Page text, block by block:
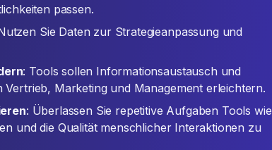
passen.
Sie Daten zur Strategieanpassung und
: Tools sollen Informationsaustausch und
Vertrieb, Marketing und Management erleichtern.
: Überlassen Sie repetitive Aufgaben Tools wie
und die Qualität menschlicher Interaktionen zu